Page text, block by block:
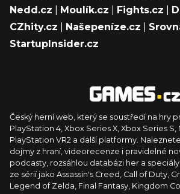
Nedd.cz
Moulík.cz Fights.cz
CZhity.cz
Našepeníze.cz
StartupInsider.cz
Český herní web, který se soustředí na hry
PlayStation 4, Xbox Series X, Xbox Series
PlayStation VR2 a další platformy.
dojmy z hraní, videorecenze i pravidelné
podcasty, rozsáhlou databázi her a
ze sérií jako Assassin's Creed, Call of Duty,
Legend of Zelda, Final Fantasy, Kingdom